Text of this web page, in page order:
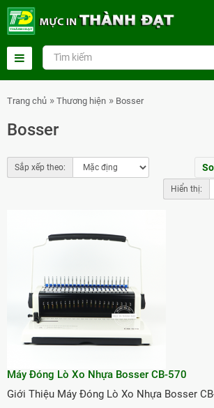
Trang chủ Thương hiện Bosser
Bosser
Sắp xếp theo:
Hiển thị:
Máy Đóng Lò Xo Nhựa Bosser CB-570
Giới Thiệu Máy Đóng Lò Xo Nhựa Bosser